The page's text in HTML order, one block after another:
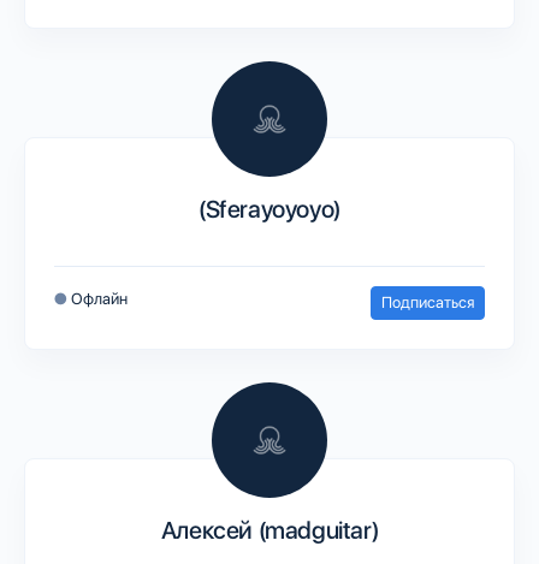
(Sferayoyoyo)
● Офлайн Подписаться
Алексей (madguitar)